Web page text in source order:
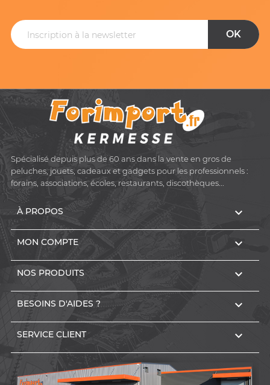
Spécialisé depuis plus de 60 ans dans la vente en gros de
peluches, jouets, cadeaux et gadgets pour les professionnels :
forains, associations, écoles, restaurants, discothèques...
À PROPOS 
MON COMPTE 
NOS PRODUITS 
BESOINS D'AIDES ? 
SERVICE CLIENT 